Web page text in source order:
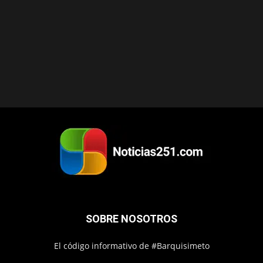
SOBRE NOSOTROS
El código informativo de #Barquisimeto